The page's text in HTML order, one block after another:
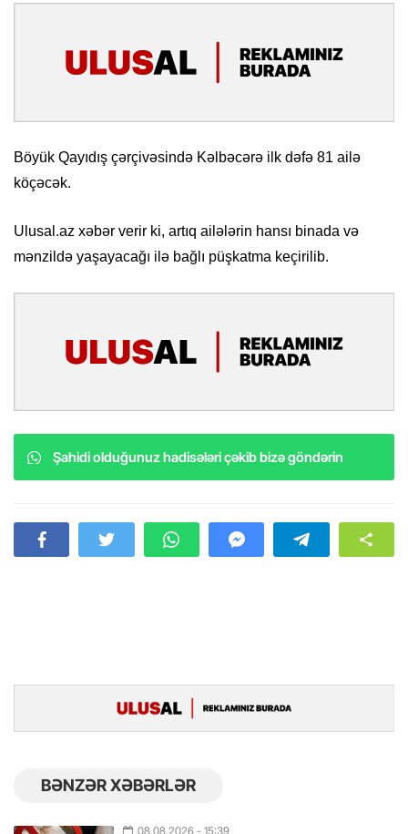
Böyük Qayıdış çərçivəsində Kəlbəcərə ilk dəfə 81 ailə
köçəcək.
Ulusal.az xəbər verir ki, artıq ailələrin hansı binada və
mənzildə yaşayacağı ilə bağlı püşkatma keçirilib.
Şahidi olduğunuz hadisələri çəkib bizə göndərin
BƏNZƏR XƏBƏRLƏR
08.08.2026 - 15:39